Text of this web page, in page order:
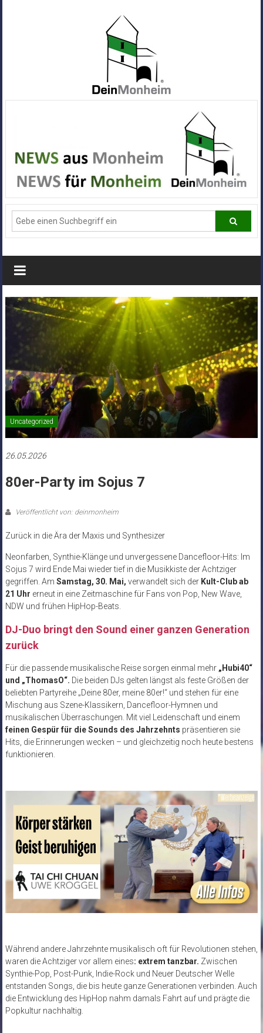
Alle
News
aus
Deiner
Stadt
Monheim
Uncategorized
26.05.2026
80er-Party im Sojus 7
Veröffentlicht von: deinmonheim
Zurück in die Ära der Maxis und Synthesizer
Neonfarben, Synthie-Klänge und unvergessene Dancefloor-Hits: Im
Sojus 7 wird Ende Mai wieder tief in die Musikkiste der Achtziger
gegriffen. Am Samstag, 30. Mai, verwandelt sich der Kult-Club ab
21 Uhr erneut in eine Zeitmaschine für Fans von Pop, New Wave,
NDW und frühen HipHop-Beats.
DJ-Duo bringt den Sound einer ganzen Generation
zurück
Für die passende musikalische Reise sorgen einmal mehr „Hubi40“
und „ThomasO“. Die beiden DJs gelten längst als feste Größen der
beliebten Partyreihe „Deine 80er, meine 80er!“ und stehen für eine
Mischung aus Szene-Klassikern, Dancefloor-Hymnen und
musikalischen Überraschungen. Mit viel Leidenschaft und einem
feinen Gespür für die Sounds des Jahrzehnts präsentieren sie
Hits, die Erinnerungen wecken – und gleichzeitig noch heute bestens
funktionieren.
Während andere Jahrzehnte musikalisch oft für Revolutionen stehen,
waren die Achtziger vor allem eines: extrem tanzbar. Zwischen
Synthie-Pop, Post-Punk, Indie-Rock und Neuer Deutscher Welle
entstanden Songs, die bis heute ganze Generationen verbinden. Auch
die Entwicklung des HipHop nahm damals Fahrt auf und prägte die
Popkultur nachhaltig.